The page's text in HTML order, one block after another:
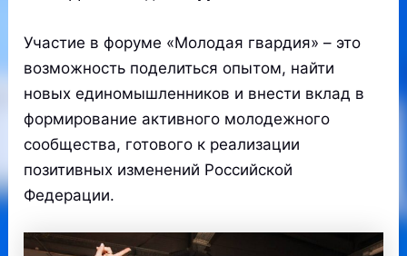
Участие в форуме «Молодая гвардия» – это
возможность поделиться опытом, найти
новых единомышленников и внести вклад в
формирование активного молодежного
сообщества, готового к реализации
позитивных изменений Российской
Федерации.